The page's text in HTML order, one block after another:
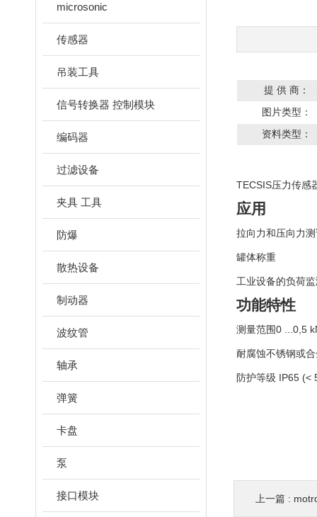
microsonic
传感器
吊装工具
信号转换器 控制模块
编码器
过滤设备
夹具 工具
防爆
散热设备
制动器
波纹管
轴承
弹簧
卡盘
泵
接口模块
提 供 商：
图片类型：
资料类型：
TECSIS压力传感
应用
拉向力和压向力
罐体称重
工业设备的负荷
功能特性
测量范围0 ...0,5
耐腐蚀不锈钢或
防护等级 IP65 (<
上一篇 :